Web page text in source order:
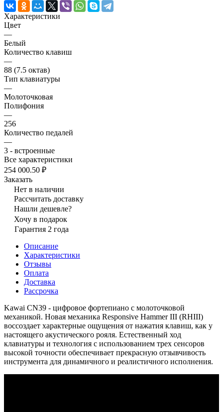
Характеристики
Цвет
—
Белый
Количество клавиш
—
88 (7.5 октав)
Тип клавиатуры
—
Молоточковая
Полифония
—
256
Количество педалей
—
3 - встроенные
Все характеристики
254 000.50 ₽
Заказать
Нет в наличии
Рассчитать доставку
Нашли дешевле?
Хочу в подарок
Гарантия 2 года
Описание
Характеристики
Отзывы
Оплата
Доставка
Рассрочка
Kawai CN39 - цифровое фортепиано с молоточковой
механикой. Новая механика Responsive Hammer III (RHIII)
воссоздает характерные ощущения от нажатия клавиш, как у
настоящего акустического рояля. Естественный ход
клавиатуры и технология с использованием трех сенсоров
высокой точности обеспечивает прекрасную отзывчивость
инструмента для динамичного и реалистичного исполнения.